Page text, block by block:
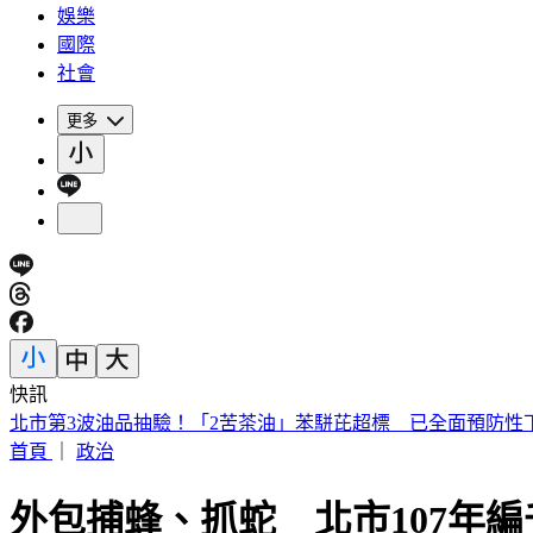
娛樂
國際
社會
更多
快訊
北市第3波油品抽驗！「2苦茶油」苯駢芘超標 已全面預防性
首頁
政治
外包捕蜂、抓蛇 北市107年編